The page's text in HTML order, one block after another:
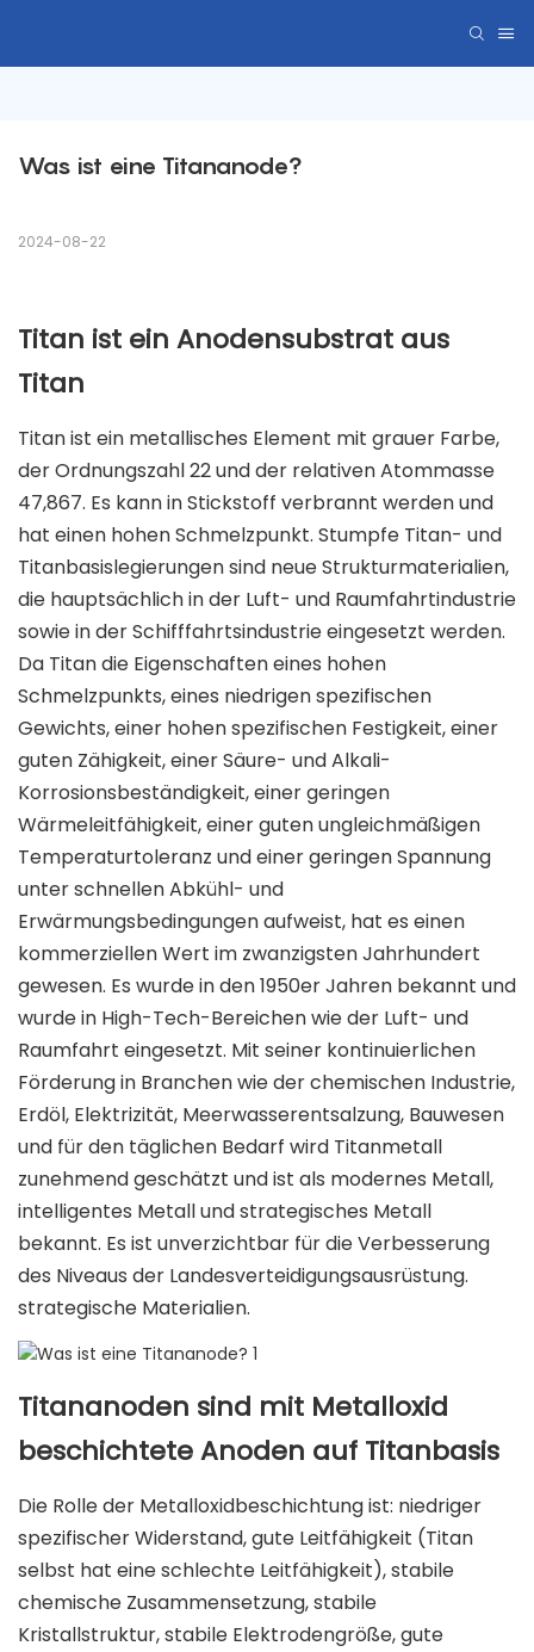
Was ist eine Titananode?
2024-08-22
Titan ist ein Anodensubstrat aus
Titan
Titan ist ein metallisches Element mit grauer Farbe,
der Ordnungszahl 22 und der relativen Atommasse
47,867. Es kann in Stickstoff verbrannt werden und
hat einen hohen Schmelzpunkt. Stumpfe Titan- und
Titanbasislegierungen sind neue Strukturmaterialien,
die hauptsächlich in der Luft- und Raumfahrtindustrie
sowie in der Schifffahrtsindustrie eingesetzt werden.
Da Titan die Eigenschaften eines hohen
Schmelzpunkts, eines niedrigen spezifischen
Gewichts, einer hohen spezifischen Festigkeit, einer
guten Zähigkeit, einer Säure- und Alkali-
Korrosionsbeständigkeit, einer geringen
Wärmeleitfähigkeit, einer guten ungleichmäßigen
Temperaturtoleranz und einer geringen Spannung
unter schnellen Abkühl- und
Erwärmungsbedingungen aufweist, hat es einen
kommerziellen Wert im zwanzigsten Jahrhundert
gewesen. Es wurde in den 1950er Jahren bekannt und
wurde in High-Tech-Bereichen wie der Luft- und
Raumfahrt eingesetzt. Mit seiner kontinuierlichen
Förderung in Branchen wie der chemischen Industrie,
Erdöl, Elektrizität, Meerwasserentsalzung, Bauwesen
und für den täglichen Bedarf wird Titanmetall
zunehmend geschätzt und ist als modernes Metall,
intelligentes Metall und strategisches Metall
bekannt. Es ist unverzichtbar für die Verbesserung
des Niveaus der Landesverteidigungsausrüstung.
strategische Materialien.
Titananoden sind mit Metalloxid
beschichtete Anoden auf Titanbasis
Die Rolle der Metalloxidbeschichtung ist: niedriger
spezifischer Widerstand, gute Leitfähigkeit (Titan
selbst hat eine schlechte Leitfähigkeit), stabile
chemische Zusammensetzung, stabile
Kristallstruktur, stabile Elektrodengröße, gute